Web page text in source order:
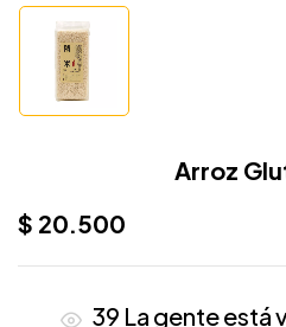
Arroz
$ 20.500
39 La gente está